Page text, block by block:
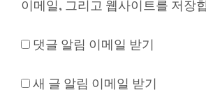
이메일, 그리고 웹사이트를 저장
댓글 알림 이메일 받기
새 글 알림 이메일 받기